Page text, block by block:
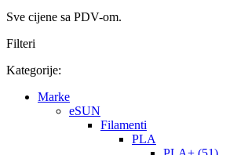
Sve cijene sa PDV-om.
Filteri
Kategorije:
Marke
eSUN
Filamenti
PLA